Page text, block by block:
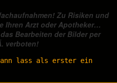
Zu Risiken und
Ihren Arzt oder Apotheker…
Bearbeiten der Bilder per
verboten!
lass als erster ein